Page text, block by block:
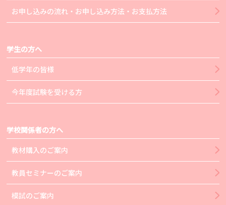
お申し込みの流れ・お申し込み方法・お支払方法
学生の方へ
低学年の皆様
今年度試験を受ける方
学校関係者の方へ
教材購入のご案内
教員セミナーのご案内
模試のご案内